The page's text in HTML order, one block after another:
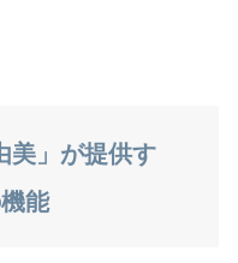
美」が提供す
能